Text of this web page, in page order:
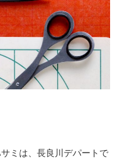
ミは、長良川デパートで